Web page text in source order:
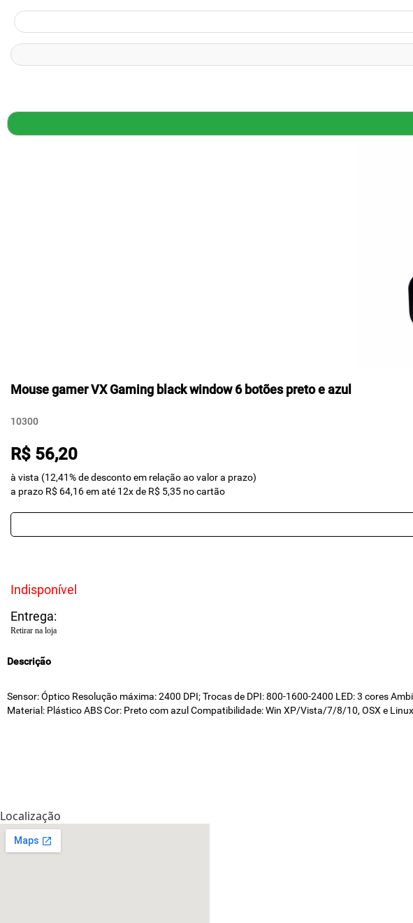
Mouse gamer VX Gaming black window 6 botões preto e azul
10300
R$ 56,20
à vista (12,41% de desconto em relação ao valor a prazo)
a prazo R$ 64,16 em até 12x de R$ 5,35 no cartão
Indisponível
Entrega:
Retirar na loja
Descrição
Sensor: Óptico Resolução máxima: 2400 DPI; Trocas de DPI: 800-1600-2400 LED: 3 cores
Material: Plástico ABS Cor: Preto com azul Compatibilidade: Win XP/Vista/7/8/10, OSX e
Localização